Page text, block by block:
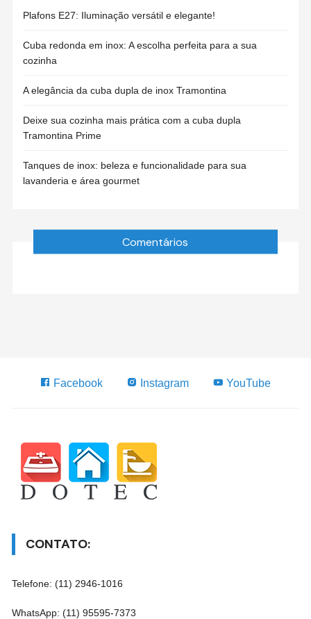
Plafons E27: Iluminação versátil e elegante!
Cuba redonda em inox: A escolha perfeita para a sua
cozinha
A elegância da cuba dupla de inox Tramontina
Deixe sua cozinha mais prática com a cuba dupla
Tramontina Prime
Tanques de inox: beleza e funcionalidade para sua
lavanderia e área gourmet
Comentários
Facebook Instagram YouTube
CONTATO:
Telefone: (11) 2946-1016
WhatsApp: (11) 95595-7373